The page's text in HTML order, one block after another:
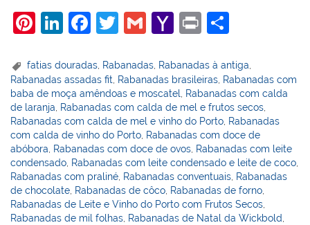
Pi
er
e
st
Li
k
e
dI
n
F
c
e
b
o
o
k
T
itt
er
G
ai
l
Y
h
o
o
M
ai
l
Pr
t
ar
e
fatias douradas Rabanadas Rabanadas à antiga
Rabanadas assadas fit, Rabanadas brasileiras, Rabanadas com
baba de moça amêndoas e moscatel, Rabanadas com calda
de laranja, Rabanadas com calda de mel e frutos secos,
Rabanadas com calda de mel e vinho do Porto, Rabanadas
com calda de vinho do Porto, Rabanadas com doce de
abóbora, Rabanadas com doce de ovos, Rabanadas com leite
condensado, Rabanadas com leite condensado e leite de coco,
Rabanadas com praliné, Rabanadas conventuais, Rabanadas
de chocolate, Rabanadas de côco, Rabanadas de forno,
Rabanadas de Leite e Vinho do Porto com Frutos Secos,
Rabanadas de mil folhas, Rabanadas de Natal da Wickbold,